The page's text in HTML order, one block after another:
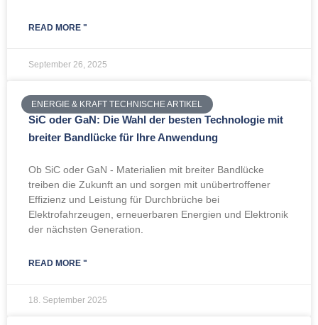
READ MORE "
September 26, 2025
ENERGIE & KRAFT TECHNISCHE ARTIKEL
SiC oder GaN: Die Wahl der besten Technologie mit
breiter Bandlücke für Ihre Anwendung
Ob SiC oder GaN - Materialien mit breiter Bandlücke
treiben die Zukunft an und sorgen mit unübertroffener
Effizienz und Leistung für Durchbrüche bei
Elektrofahrzeugen, erneuerbaren Energien und Elektronik
der nächsten Generation.
READ MORE "
18. September 2025